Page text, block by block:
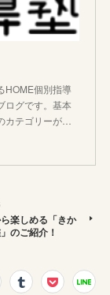
HOME個別指導
ログです。基本
カテゴリーが…
楽しめる「きか
のご紹介！